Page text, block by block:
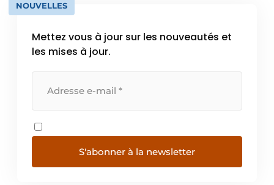
Travaux ferroviaires
NOUVELLES
Mettez vous à jour sur les nouveautés et
les mises à jour.
S'abonner à la newsletter